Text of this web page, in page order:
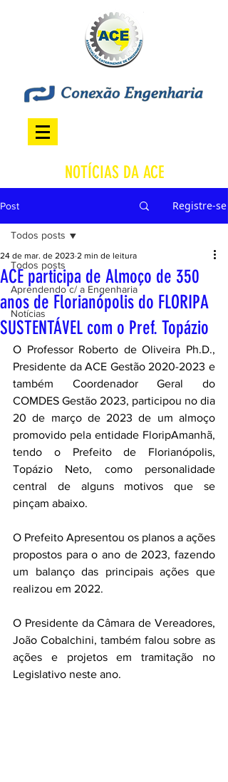
NOTÍCIAS DA ACE
Post Registre-se
Todos posts
Aprendendo c/ a Engenharia
Notícias
Todos posts
ACE participa de Almoço de 350
anos de Florianópolis do FLORIPA
SUSTENTÁVEL com o Pref. Topázio
24 de mar. de 2023 2 min de leitura
O Professor Roberto de Oliveira Ph.D.,
Presidente da ACE Gestão 2020-2023 e
também Coordenador Geral do
COMDES Gestão 2023, participou no dia
20 de março de 2023 de um almoço
promovido pela entidade FloripAmanhã,
tendo o Prefeito de Florianópolis,
Topázio Neto, como personalidade
central de alguns motivos que se
pinçam abaixo.
O Prefeito Apresentou os planos a ações
propostos para o ano de 2023, fazendo
um balanço das principais ações que
realizou em 2022.
O Presidente da Câmara de Vereadores,
João Cobalchini, também falou sobre as
ações e projetos em tramitação no
Legislativo neste ano.